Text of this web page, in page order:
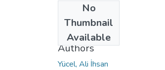
No
Thumbnail
Available
2001
Authors
Yücel, Ali İhsan